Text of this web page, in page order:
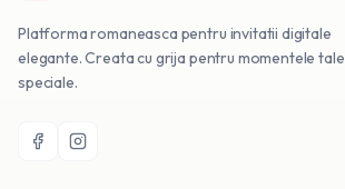
Platforma romaneasca pentru invitatii digitale
elegante. Creata cu grija pentru momentele tale
speciale.